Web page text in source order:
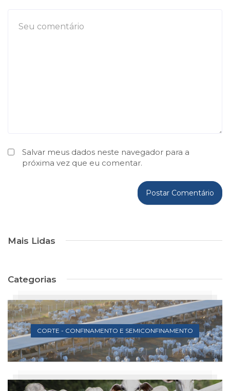
Salvar meus dados neste navegador para a
próxima vez que eu comentar.
Mais Lidas
Categorias
CORTE - CONFINAMENTO E SEMICONFINAMENTO